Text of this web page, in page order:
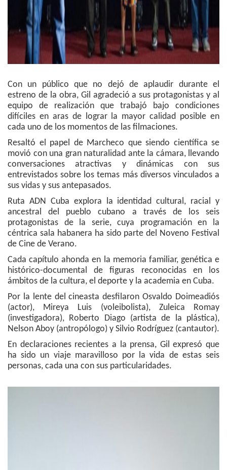
Con un público que no dejó de aplaudir durante el
estreno de la obra, Gil agradeció a sus protagonistas y al
equipo de realización que trabajó bajo condiciones
difíciles en aras de lograr la mayor calidad posible en
cada uno de los momentos de las filmaciones.
Resaltó el papel de Marcheco que siendo científica se
movió con una gran naturalidad ante la cámara, llevando
conversaciones atractivas y dinámicas con sus
entrevistados sobre los temas más diversos vinculados a
sus vidas y sus antepasados.
Ruta ADN Cuba explora la identidad cultural, racial y
ancestral del pueblo cubano a través de los seis
protagonistas de la serie, cuya programación en la
céntrica sala habanera ha sido parte del Noveno Festival
de Cine de Verano.
Cada capítulo ahonda en la memoria familiar, genética e
histórico-documental de figuras reconocidas en los
ámbitos de la cultura, el deporte y la academia en Cuba.
Por la lente del cineasta desfilaron Osvaldo Doimeadiós
(actor), Mireya Luis (voleibolista), Zuleica Romay
(investigadora), Roberto Diago (artista de la plástica),
Nelson Aboy (antropólogo) y Silvio Rodríguez (cantautor).
En declaraciones recientes a la prensa, Gil expresó que
ha sido un viaje maravilloso por la vida de estas seis
personas, cada una con sus particularidades.